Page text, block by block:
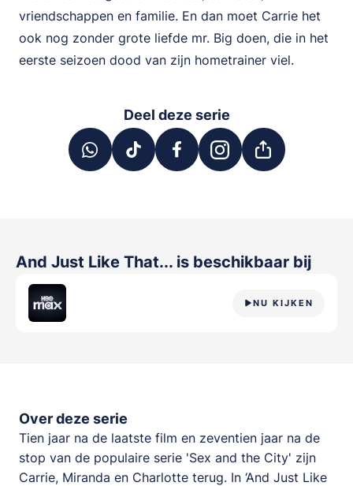
vriendschappen en familie. En dan moet Carrie het
ook nog zonder grote liefde mr. Big doen, die in het
eerste seizoen dood van zijn hometrainer viel.
Deel deze serie
And Just Like That... is beschikbaar bij
NU KIJKEN
Over deze serie
Tien jaar na de laatste film en zeventien jaar na de
stop van de populaire serie 'Sex and the City' zijn
Carrie, Miranda en Charlotte terug. In ‘And Just Like